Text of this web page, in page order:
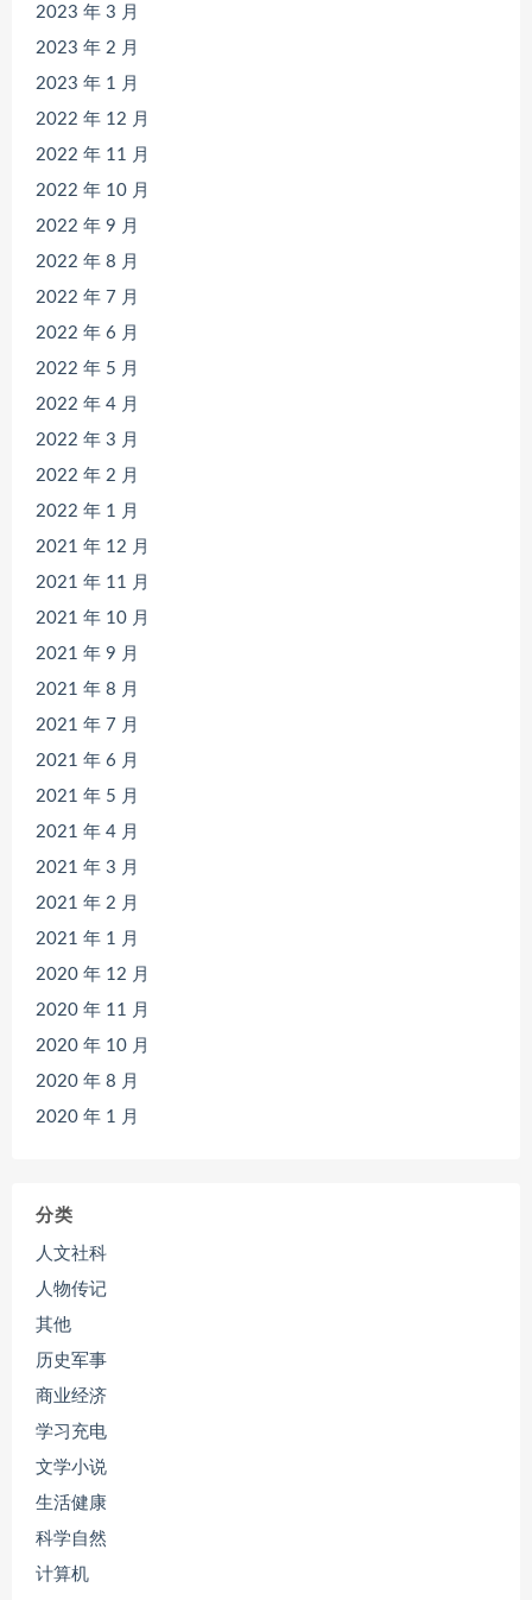
2023 年 3 月
2023 年 2 月
2023 年 1 月
2022 年 12 月
2022 年 11 月
2022 年 10 月
2022 年 9 月
2022 年 8 月
2022 年 7 月
2022 年 6 月
2022 年 5 月
2022 年 4 月
2022 年 3 月
2022 年 2 月
2022 年 1 月
2021 年 12 月
2021 年 11 月
2021 年 10 月
2021 年 9 月
2021 年 8 月
2021 年 7 月
2021 年 6 月
2021 年 5 月
2021 年 4 月
2021 年 3 月
2021 年 2 月
2021 年 1 月
2020 年 12 月
2020 年 11 月
2020 年 10 月
2020 年 8 月
2020 年 1 月
分类
人文社科
人物传记
其他
历史军事
商业经济
学习充电
文学小说
生活健康
科学自然
计算机